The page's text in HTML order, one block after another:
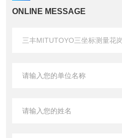
ONLINE MESSAGE